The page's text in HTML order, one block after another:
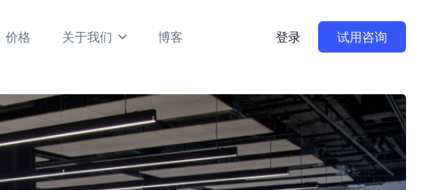
价格 关于我们 博客 登录 试用咨询